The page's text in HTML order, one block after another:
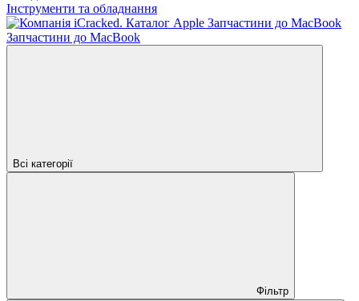
Інструменти та обладнання
Запчастини до MacBook
Всі категорії
Фільтр